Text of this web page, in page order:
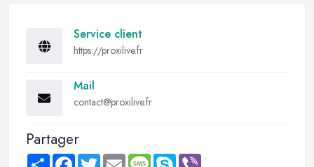
Service client
https://proxilive.fr
Mail
contact@proxilive.fr
Partager
Share FacebookTwitter Email MessageSkype